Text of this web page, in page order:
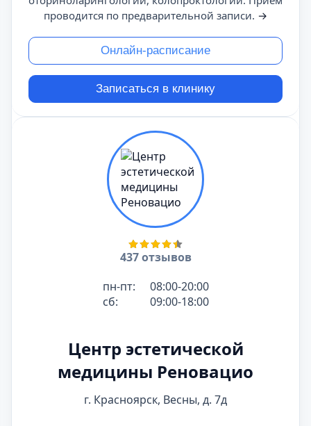
проводится по предварительной записи. →
Онлайн-расписание
Записаться в клинику
437 отзывов
пн-пт:
08:00-20:00
сб:
09:00-18:00
Центр эстетической
медицины Реновацио
г. Красноярск, Весны, д. 7д